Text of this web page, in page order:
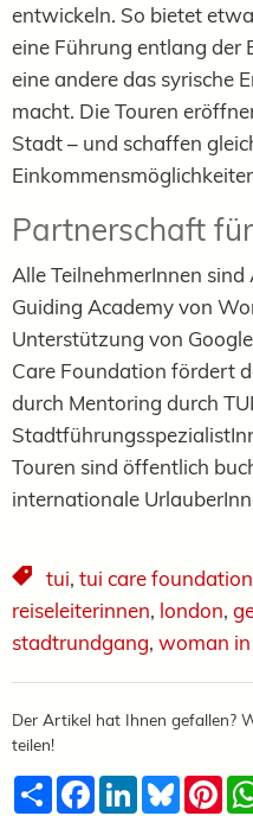
entwickeln. So bietet
eine Führung entlang der
eine andere das syrische
macht. Die Touren
Stadt – und schaffen
Partnerschaft
Alle TeilnehmerInnen
Guiding Academy von
Unterstützung von
Care Foundation fördert
durch Mentoring durch
Touren sind öffentlich
internationale
tui, tui care foundation
reiseleiterinnen, london,
stadtrundgang, woman
Der Artikel hat Ihnen gefallen?
teilen!
TeilenFacebook
LinkedInBluesky